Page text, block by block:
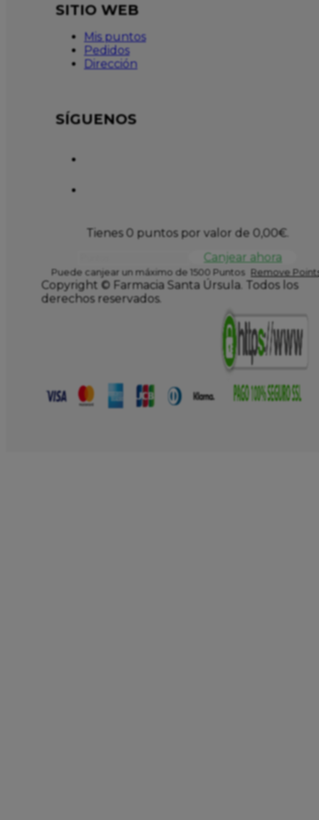
SITIO WEB
Mis puntos
Pedidos
Dirección
SÍGUENOS
Tienes 0 puntos por valor de 0,00€.
Canjear ahora
Puede canjear un máximo de 1500 Puntos Remove
Copyright © Farmacia Santa Úrsula. Todos los
derechos reservados.